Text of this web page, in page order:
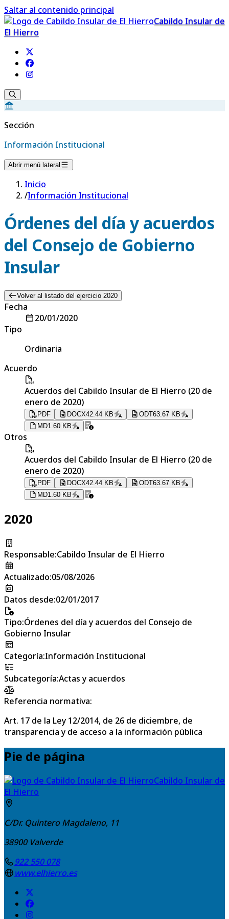
Saltar al contenido principal
Cabildo Insular de
El Hierro
Sección
Información Institucional
Abrir menú lateral
Inicio
/Información Institucional
Órdenes del día y acuerdos
del Consejo de Gobierno
Insular
Volver al listado del ejercicio 2020
Fecha
20/01/2020
Tipo
Ordinaria
Acuerdo
Acuerdos del Cabildo Insular de El Hierro (20 de
enero de 2020)
PDF DOCX42.44 KB ODT63.67 KB
MD1.60 KB
Otros
Acuerdos del Cabildo Insular de El Hierro (20 de
enero de 2020)
PDF DOCX42.44 KB ODT63.67 KB
MD1.60 KB
2020
Responsable:Cabildo Insular de El Hierro
Actualizado:05/08/2026
Datos desde:02/01/2017
Tipo:Órdenes del día y acuerdos del Consejo de
Gobierno Insular
Categoría:Información Institucional
Subcategoría:Actas y acuerdos
Referencia normativa:
Art. 17 de la Ley 12/2014, de 26 de diciembre, de
transparencia y de acceso a la información pública
Pie de página
Cabildo Insular de
El Hierro
C/Dr. Quintero Magdaleno, 11
38900 Valverde
922 550 078
www.elhierro.es